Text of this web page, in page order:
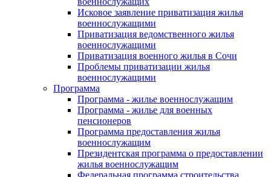
Исковое заявление приватизация жилья
военнослужащими
Приватизация ведомственного жилья
военнослужащими
Приватизация военного жилья в Сочи
Проблемы приватизации жилья
военнослужащими
Программа
Программа - жилье военнослужащим
Программа - жилье для военных
пенсионеров
Программа предоставления жилья
военнослужащим
Президентская программа о предоставлении
жилья военнослужащим
Федеральная программа строительства